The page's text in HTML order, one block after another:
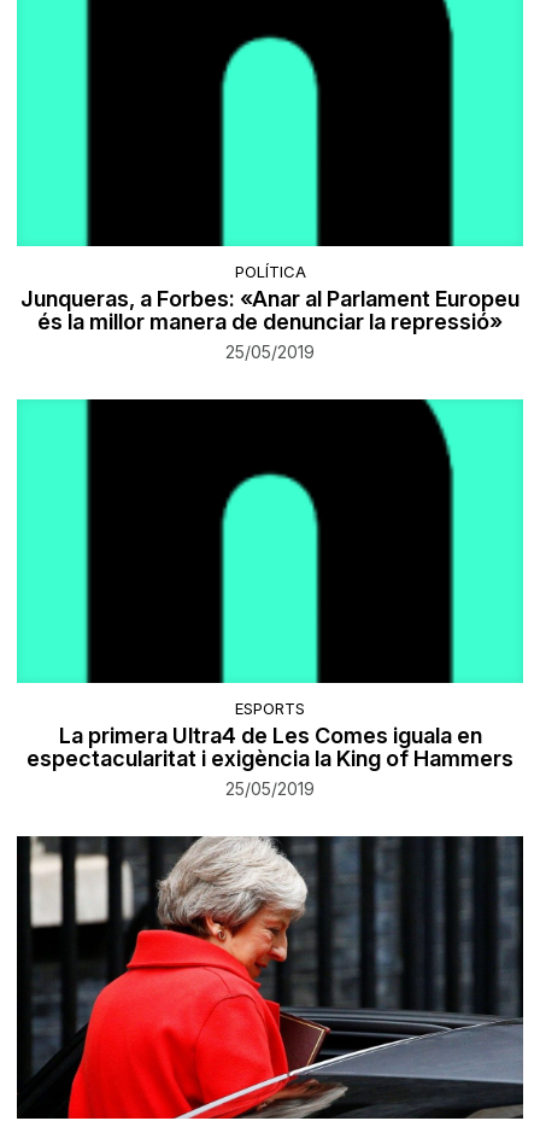
POLÍTICA
Junqueras, a Forbes: «Anar al Parlament Europeu
és la millor manera de denunciar la repressió»
25/05/2019
ESPORTS
La primera Ultra4 de Les Comes iguala en
espectacularitat i exigència la King of Hammers
25/05/2019